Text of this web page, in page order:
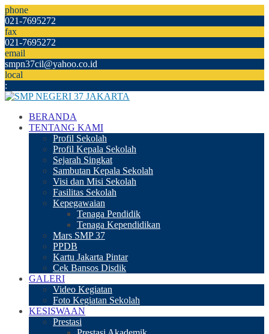
phone
021-7695272
fax
021-7695272
email
smpn37cil@yahoo.co.id
local
:
BERANDA
TENTANG KAMI
Profil Sekolah
Profil Kepala Sekolah
Sejarah Singkat
Sambutan Kepala Sekolah
Visi dan Misi Sekolah
Fasilitas Sekolah
Kepegawaian
Tenaga Pendidik
Tenaga Kependidikan
Mars SMP 37
PPDB
Kartu Jakarta Pintar
Cek Bansos Disdik
GALERI
Video Kegiatan
Foto Kegiatan Sekolah
KESISWAAN
Prestasi